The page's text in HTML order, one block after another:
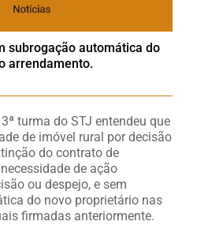
subrogação automática do
arrendamento.
turma do STJ entendeu que
de imóvel rural por decisão
do contrato de
de ação
ou despejo, e sem
do novo proprietário nas
firmadas anteriormente.